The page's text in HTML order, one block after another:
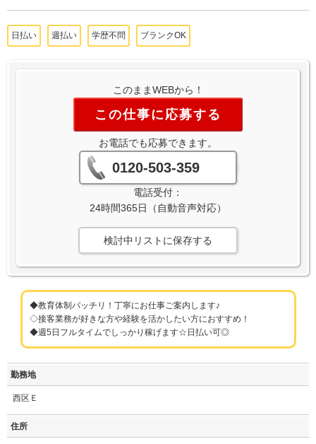
日払い 週払い 学歴不問 ブランクOK
このままWEBから！
この仕事に応募する
お電話でも応募できます。
0120-503-359
電話受付：
24時間365日（自動音声対応）
検討中リストに保存する
◆教育体制バッチリ！丁寧にお仕事ご案内します♪
◇接客業務が好きな方や経験を活かしたい方におすすめ！
◆週5日フルタイムでしっかり稼げます☆日払い可◎
勤務地
西区Ｅ
住所